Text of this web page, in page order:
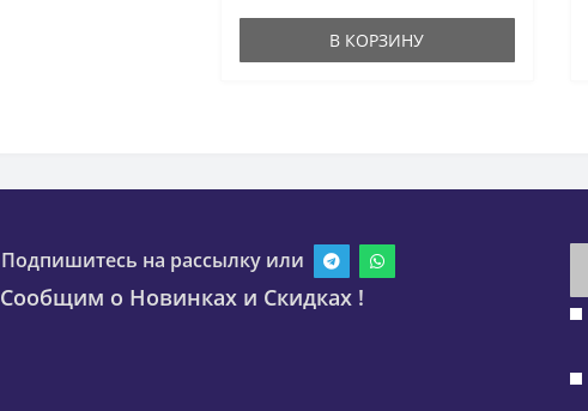
В КОРЗИНУ
Подпишитесь на рассылку или
Сообщим о Новинках и Скидках !